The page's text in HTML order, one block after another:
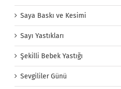
Saya Baskı ve Kesimi
Sayı Yastıkları
Şekilli Bebek Yastığı
Sevgililer Günü